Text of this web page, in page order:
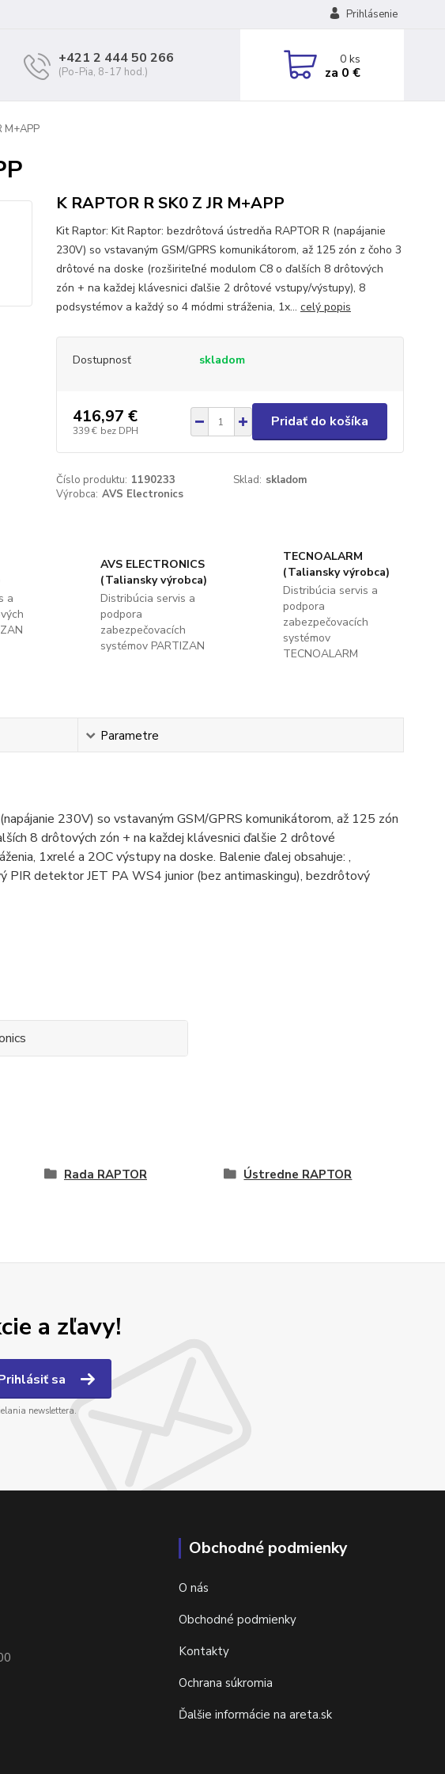
Prihlásenie
+421 2 444 50 266
(Po-Pia, 8-17 hod.)
0ks
za 0 €
M+APP
K RAPTOR R SK0 Z JR M+APP
Kit Raptor: Kit Raptor: bezdrôtová ústredňa RAPTOR R (napájanie
230V) so vstavaným GSM/GPRS komunikátorom, až 125 zón z čoho 3
drôtové na doske (rozširiteľné modulom C8 o ďalších 8 drôtových
zón + na každej klávesnici ďalšie 2 drôtové vstupy/výstupy), 8
podsystémov a každý so 4 módmi stráženia, 1x... celý popis
Dostupnosť skladom
416,97 €
339 € bez DPH
Pridať do košíka
Číslo produktu: 1190233 Sklad: skladom
Výrobca: AVS Electronics
a
AVS ELECTRONICS
(Taliansky výrobca)
Distribúcia servis a
podpora
zabezpečovacích
systémov PARTIZAN
TECNOALARM
(Taliansky výrobca)
Distribúcia servis a
podpora
zabezpečovacích
systémov
TECNOALARM
Parametre
230V) so vstavaným GSM/GPRS komunikátorom, až 125 zón
8 drôtových zón + na každej klávesnici ďalšie 2 drôtové
1xrelé a 2OC výstupy na doske. Balenie ďalej obsahuje: ,
PIR detektor JET PA WS4 junior (bez antimaskingu), bezdrôtový
Rada RAPTOR Ústredne RAPTOR
a zľavy!
sa
newslettera.
Obchodné podmienky
O nás
Obchodné podmienky
Kontakty
Ochrana súkromia
Ďalšie informácie na areta.sk